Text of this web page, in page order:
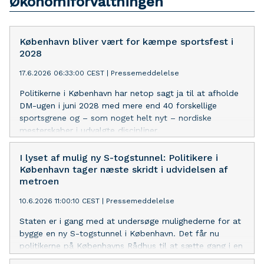
København bliver vært for kæmpe sportsfest i
2028
17.6.2026 06:33:00 CEST Pressemeddelelse
Politikerne i København har netop sagt ja til at afholde
DM-ugen i juni 2028 med mere end 40 forskellige
sportsgrene og – som noget helt nyt – nordiske
mesterskaber i udvalgte discipliner.
I lyset af mulig ny S-togstunnel: Politikere i
København tager næste skridt i udvidelsen af
metroen
10.6.2026 11:00:10 CEST Pressemeddelelse
Staten er i gang med at undersøge mulighederne for at
bygge en ny S-togstunnel i København. Det får nu
politikerne på Københavns Rådhus til at sætte gang i en
analyse af, hvordan en udvidelse af metroen kan se ud,